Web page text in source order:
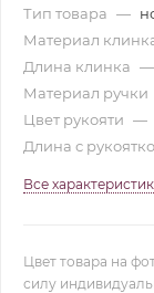
Тип товара —
Материал
Длина клинка —
Материал ручки
Цвет рукояти —
Длина с
Все
Цвет товара на
силу